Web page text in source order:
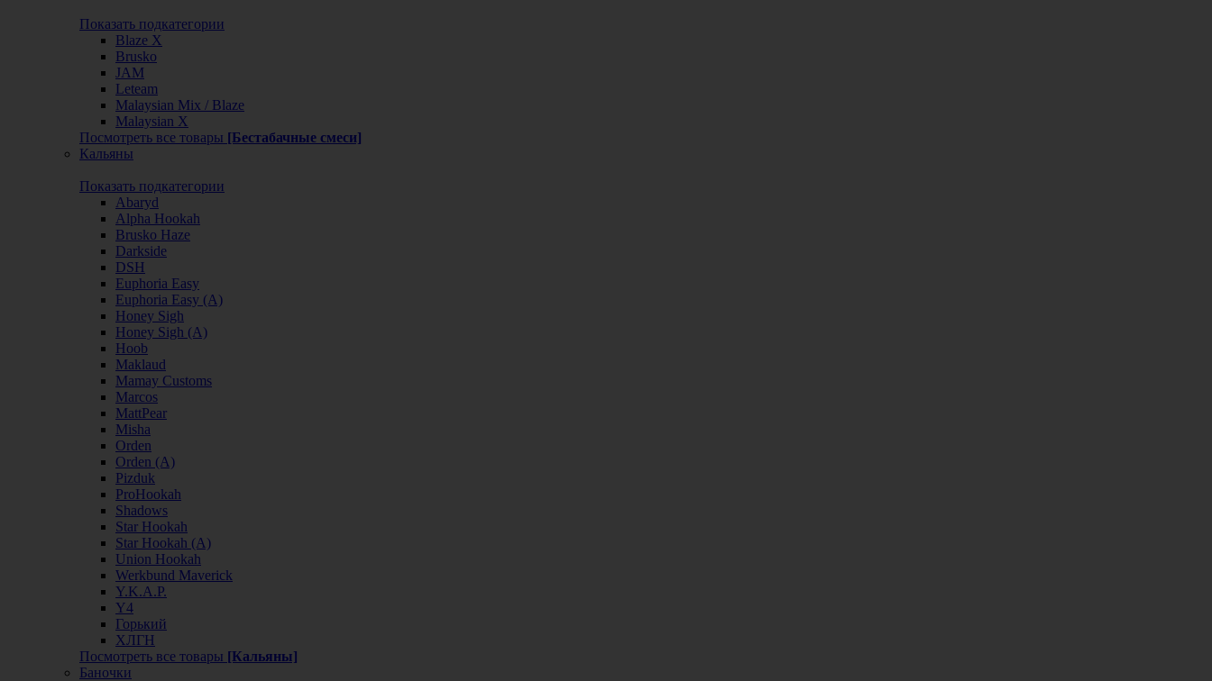
Показать подкатегории
Blaze X
Brusko
JAM
Leteam
Malaysian Mix / Blaze
Malaysian X
Посмотреть все товары [Бестабачные смеси]
Кальяны
Показать подкатегории
Abaryd
Alpha Hookah
Brusko Haze
Darkside
DSH
Euphoria Easy
Euphoria Easy (А)
Honey Sigh
Honey Sigh (А)
Hoob
Maklaud
Mamay Customs
Marcos
MattPear
Misha
Orden
Orden (А)
Pizduk
ProHookah
Shadows
Star Hookah
Star Hookah (А)
Union Hookah
Werkbund Maverick
Y.K.A.P.
Y4
Горький
ХЛГН
Посмотреть все товары [Кальяны]
Баночки